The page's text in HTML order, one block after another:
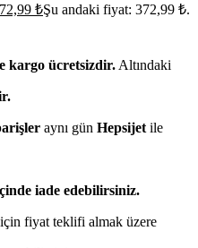
₺Şu andaki fiyat: 372,99 ₺.
kargo ücretsizdir. Altındaki
aynı gün Hepsijet ile
iade edebilirsiniz.
için fiyat teklifi almak üzere